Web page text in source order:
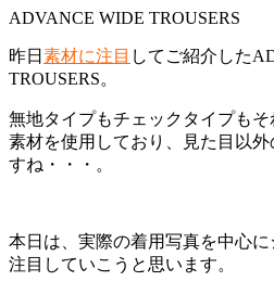
ADVANCE WIDE TROUSERS
昨日 素材に注目 してご紹介した
TROUSERS。
無地タイプもチェックタイプも
素材を使用しており、見た目以
すね・・・。
本日は、実際の着用写真を中心
注目していこうと思います。